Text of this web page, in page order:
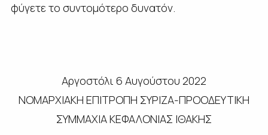
φύγετε το συντομότερο δυνατόν.
Αργοστόλι 6 Αυγούστου 2022
ΝΟΜΑΡΧΙΑΚΗ ΕΠΙΤΡΟΠΗ ΣΥΡΙΖΑ-ΠΡΟΟΔΕΥΤΙΚΗ
ΣΥΜΜΑΧΙΑ ΚΕΦΑΛΟΝΙΑΣ ΙΘΑΚΗΣ